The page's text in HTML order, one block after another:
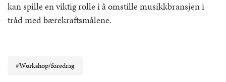
kan spille en viktig rolle i å omstille musikkbransjen i
tråd med bærekraftsmålene.
#Workshop/foredrag